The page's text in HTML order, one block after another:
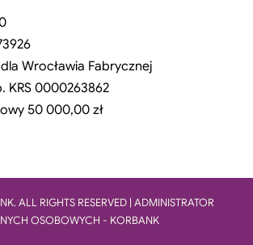
Wrocławia Fabrycznej
KRS 0000263862
50 000,00 zł
ALL RIGHTS RESERVED | ADMINISTRATOR
OSOBOWYCH - KORBANK